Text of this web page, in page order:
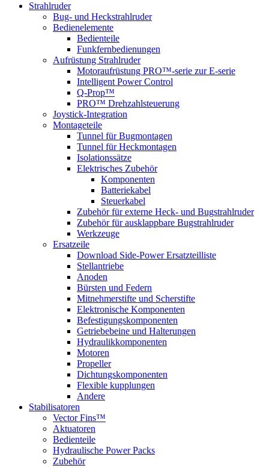
Strahlruder
Bug- und Heckstrahlruder
Bedienelemente
Bedienteile
Funkfernbedienungen
Aufrüstung Strahlruder
Motoraufrüstung PRO™-serie zur E-serie
Intelligent Power Control
Q-Prop™
PRO™ Drehzahlsteuerung
Joystick-Integration
Montageteile
Tunnel für Bugmontagen
Tunnel für Heckmontagen
Isolationssätze
Elektrisches Zubehör
Komponenten
Batteriekabel
Steuerkabel
Zubehör für externe Heck- und Bugstrahlruder
Zubehör für ausklappbare Bugstrahlruder
Werkzeuge
Ersatzeile
Download Side-Power Ersatzteilliste
Stellantriebe
Anoden
Bürsten und Federn
Mitnehmerstifte und Scherstifte
Elektronische Komponenten
Befestigungskomponenten
Getriebebeine und Halterungen
Hydraulikkomponenten
Motoren
Propeller
Dichtungskomponenten
Flexible kupplungen
Andere
Stabilisatoren
Vector Fins™
Aktuatoren
Bedienteile
Hydraulische Power Packs
Zubehör